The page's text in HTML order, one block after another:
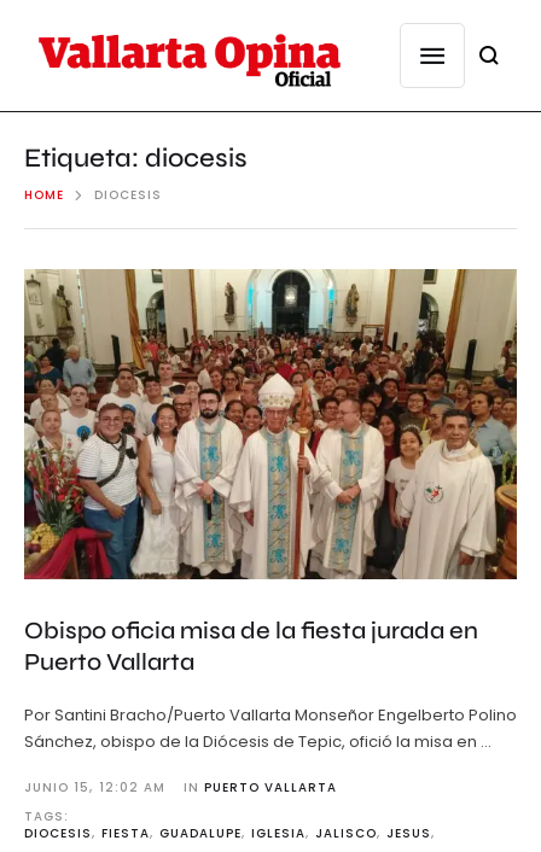
Etiqueta: diocesis
HOME DIOCESIS
Obispo oficia misa de la fiesta jurada en
Puerto Vallarta
Por Santini Bracho/Puerto Vallarta Monseñor Engelberto Polino
Sánchez, obispo de la Diócesis de Tepic, ofició la misa en …
JUNIO 15, 12:02 AM IN PUERTO VALLARTA
TAGS:
DIOCESIS, FIESTA, GUADALUPE, IGLESIA, JALISCO, JESUS,